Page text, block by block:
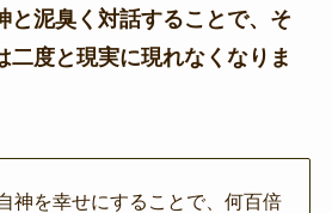
と泥臭く対話することで、そ
二度と現実に現れなくなりま
神を幸せにすることで、何百倍